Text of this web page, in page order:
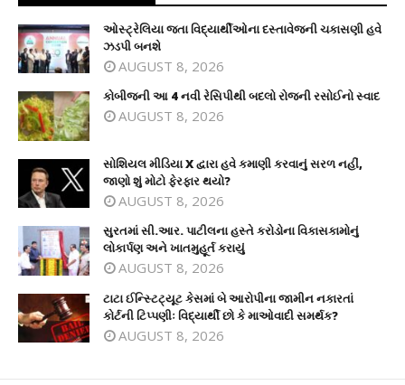
ઓસ્ટ્રેલિયા જતા વિદ્યાર્થીઓના દસ્તાવેજની ચકાસણી હવે
ઝડપી બનશે
AUGUST 8, 2026
કોબીજની આ 4 નવી રેસિપીથી બદલો રોજની રસોઈનો સ્વાદ
AUGUST 8, 2026
સોશિયલ મીડિયા X દ્વારા હવે કમાણી કરવાનું સરળ નહીં,
જાણો શું મોટો ફેરફાર થયો?
AUGUST 8, 2026
સુરતમાં સી.આર. પાટીલના હસ્તે કરોડોના વિકાસકામોનું
લોકાર્પણ અને ખાતમુહૂર્ત કરાયું
AUGUST 8, 2026
ટાટા ઈન્સ્ટિટ્યૂટ કેસમાં બે આરોપીના જામીન નકારતાં
કોર્ટની ટિપ્પણીઃ વિદ્યાર્થી છો કે માઓવાદી સમર્થક?
AUGUST 8, 2026